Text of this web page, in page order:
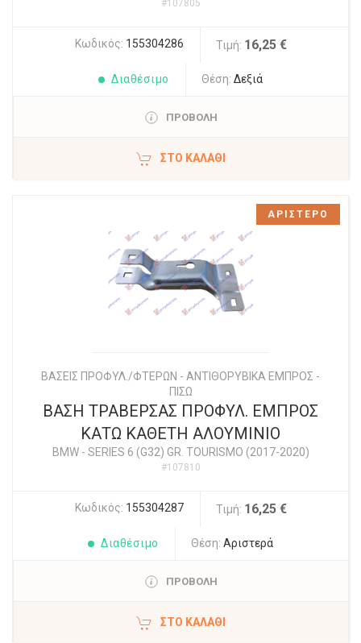
#107805
Κωδικός: 155304286 Τιμή: 16,25 €
Διαθέσιμο Θέση: Δεξιά
ΠΡΟΒΟΛΗ
ΣΤΟ ΚΑΛΆΘΙ
ΒΑΣΕΙΣ ΠΡΟΦΥΛ./ΦΤΕΡΩΝ - ΑΝΤΙΘΟΡΥΒΙΚΑ ΕΜΠΡΟΣ -
ΠΙΣΩ
ΒΑΣΗ ΤΡΑΒΕΡΣΑΣ ΠΡΟΦΥΛ. ΕΜΠΡΟΣ
ΚΑΤΩ ΚΑΘΕΤΗ ΑΛΟΥΜΙΝΙΟ
BMW- SERIES 6 (G32) GR. TOURISMO (2017-2020)
#107810
Κωδικός: 155304287 Τιμή: 16,25 €
Διαθέσιμο Θέση: Αριστερά
ΠΡΟΒΟΛΗ
ΣΤΟ ΚΑΛΆΘΙ
ΑΡΙΣΤΕΡΟ